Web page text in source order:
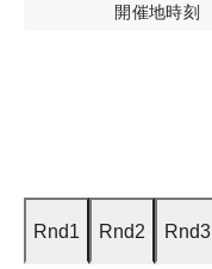
開催地時刻
Rnd1 Rnd2 Rnd3